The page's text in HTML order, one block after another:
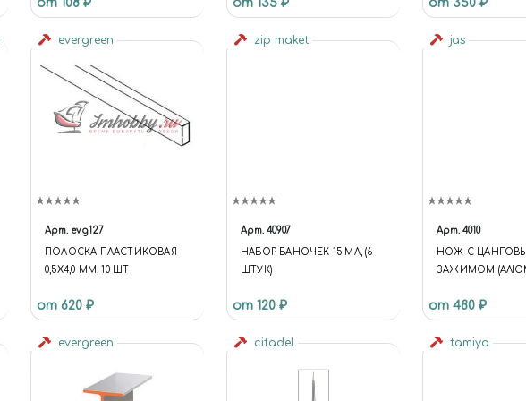
УКОРОЧЕННАЯ
от 108 ₽ от 135 ₽ от 350 ₽
evergreen
Арт. evg127
ПОЛОСКА ПЛАСТИКОВАЯ
0,5Х4,0 ММ, 10 ШТ
от 620 ₽
zip maket
Арт. 40907
НАБОР БАНОЧЕК 15 МЛ, (6
ШТУК)
от 120 ₽
jas
Арт. 4010
НОЖ С
ЗАЖИМОМ
от 480 ₽
evergreen citadel tamiya